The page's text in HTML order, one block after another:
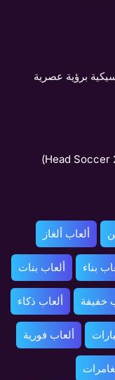
برؤية عصرية
ألعاب ألغاز
بناء ألعاب بنات
خفيفة ألعاب ذكاء
ألعاب فورية